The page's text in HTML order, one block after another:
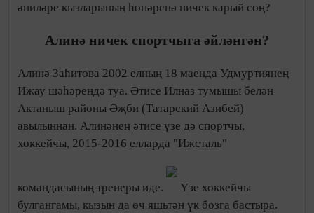
әниләре кызларының һөнәренә ничек карый соң?
Алинә ничек спортчыга әйләнгән?
Алинә Заһитова 2002 елның 18 маенда Удмуртиянең
Ижау шәһәрендә туа. Әтисе Илназ тумышы белән
Актаныш районы Әҗби (Татарский Азибей)
авылыннан. Алинәнең әтисе үзе дә спортчы,
хоккейчы, 2015-2016 елларда "Ижсталь"
командасының тренеры иде.
Үзе хоккейчы
булгангамы, кызын да өч яшьтән үк бозга бастыра.